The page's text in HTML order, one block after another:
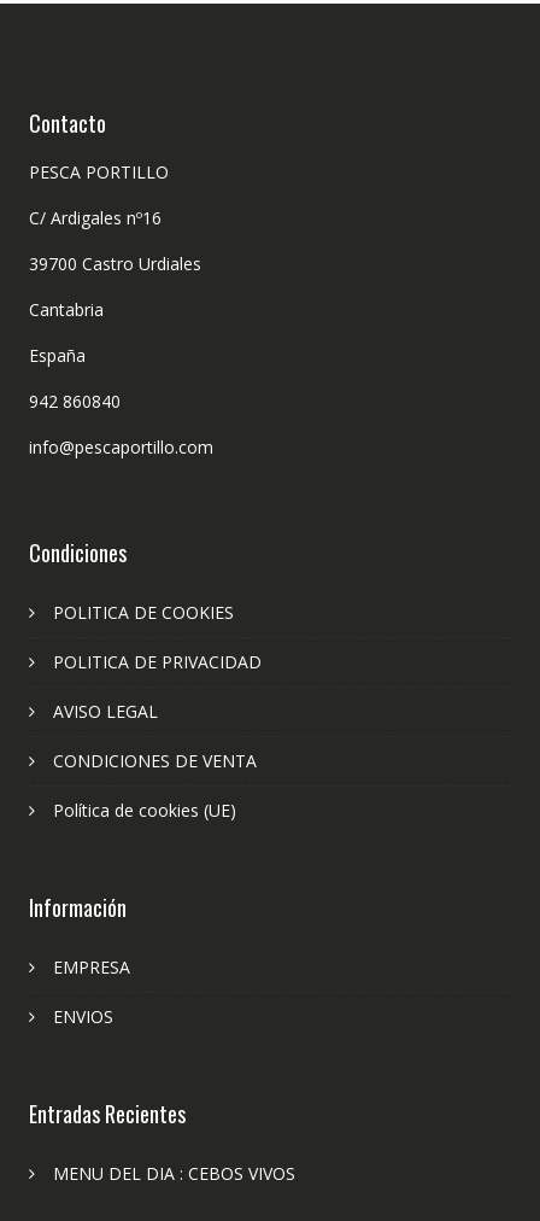
Contacto
PESCA PORTILLO
C/ Ardigales nº16
39700 Castro Urdiales
Cantabria
España
942 860840
info@pescaportillo.com
Condiciones
POLITICA DE COOKIES
POLITICA DE PRIVACIDAD
AVISO LEGAL
CONDICIONES DE VENTA
Política de cookies (UE)
Información
EMPRESA
ENVIOS
Entradas Recientes
MENU DEL DIA : CEBOS VIVOS